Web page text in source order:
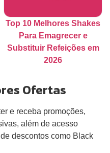
Top 10 Melhores Shakes
Para Emagrecer e
Substituir Refeições em
2026
Ofertas
e receba promoções,
além de acesso
descontos como Black